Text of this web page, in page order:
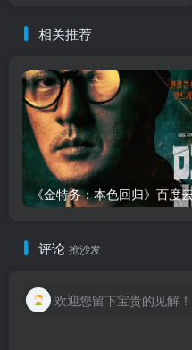
相关推荐
评论 抢沙发
欢迎您留下宝贵的见解！